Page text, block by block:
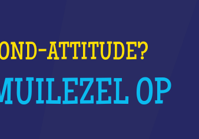
ATTITUDE?
OP